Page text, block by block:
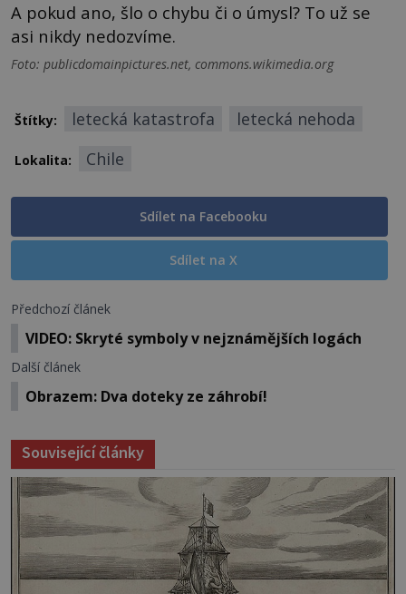
A pokud ano, šlo o chybu či o úmysl? To už se
asi nikdy nedozvíme.
Foto: publicdomainpictures.net, commons.wikimedia.org
Štítky: letecká katastrofa letecká nehoda
Lokalita: Chile
Sdílet na Facebooku
Sdílet na X
Předchozí článek
VIDEO: Skryté symboly v nejznámějších logách
Další článek
Obrazem: Dva doteky ze záhrobí!
Související články